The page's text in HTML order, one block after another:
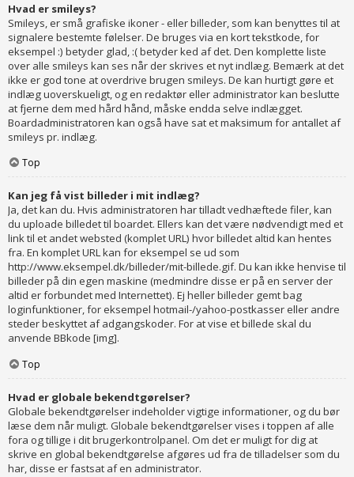
Hvad er smileys?
Smileys, er små grafiske ikoner - eller billeder, som kan benyttes til at
signalere bestemte følelser. De bruges via en kort tekstkode, for
eksempel :) betyder glad, :( betyder ked af det. Den komplette liste
over alle smileys kan ses når der skrives et nyt indlæg. Bemærk at det
ikke er god tone at overdrive brugen smileys. De kan hurtigt gøre et
indlæg uoverskueligt, og en redaktør eller administrator kan beslutte
at fjerne dem med hård hånd, måske endda selve indlægget.
Boardadministratoren kan også have sat et maksimum for antallet af
smileys pr. indlæg.
Top
Kan jeg få vist billeder i mit indlæg?
Ja, det kan du. Hvis administratoren har tilladt vedhæftede filer, kan
du uploade billedet til boardet. Ellers kan det være nødvendigt med et
link til et andet websted (komplet URL) hvor billedet altid kan hentes
fra. En komplet URL kan for eksempel se ud som
http://www.eksempel.dk/billeder/mit-billede.gif. Du kan ikke henvise til
billeder på din egen maskine (medmindre disse er på en server der
altid er forbundet med Internettet). Ej heller billeder gemt bag
loginfunktioner, for eksempel hotmail-/yahoo-postkasser eller andre
steder beskyttet af adgangskoder. For at vise et billede skal du
anvende BBkode [img].
Top
Hvad er globale bekendtgørelser?
Globale bekendtgørelser indeholder vigtige informationer, og du bør
læse dem når muligt. Globale bekendtgørelser vises i toppen af alle
fora og tillige i dit brugerkontrolpanel. Om det er muligt for dig at
skrive en global bekendtgørelse afgøres ud fra de tilladelser som du
har, disse er fastsat af en administrator.